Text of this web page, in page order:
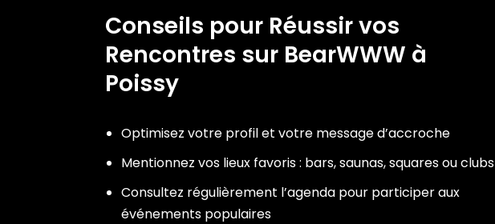
Conseils pour Réussir vos
Rencontres sur BearWWW à
Poissy
Optimisez votre profil et votre message d’accroche
Mentionnez vos lieux favoris : bars, saunas, squares ou clubs
Consultez régulièrement l’agenda pour participer aux
événements populaires